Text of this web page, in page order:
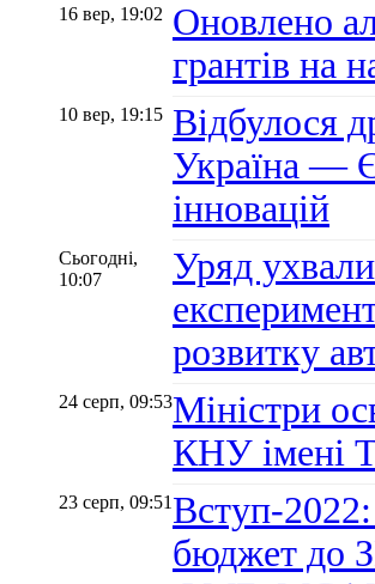
16 вер, 19:02 Оновлено
грантів на
10 вер, 19:15 Відбулося
Україна —
інновацій
Сьогодні,
10:07
Уряд
розвитку
24 серп, 09:53Міністри
КНУ імені
23 серп, 09:51 Вступ-
бюджет до